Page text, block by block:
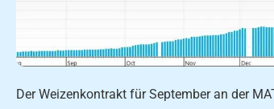
Der Weizenkontrakt für September an der